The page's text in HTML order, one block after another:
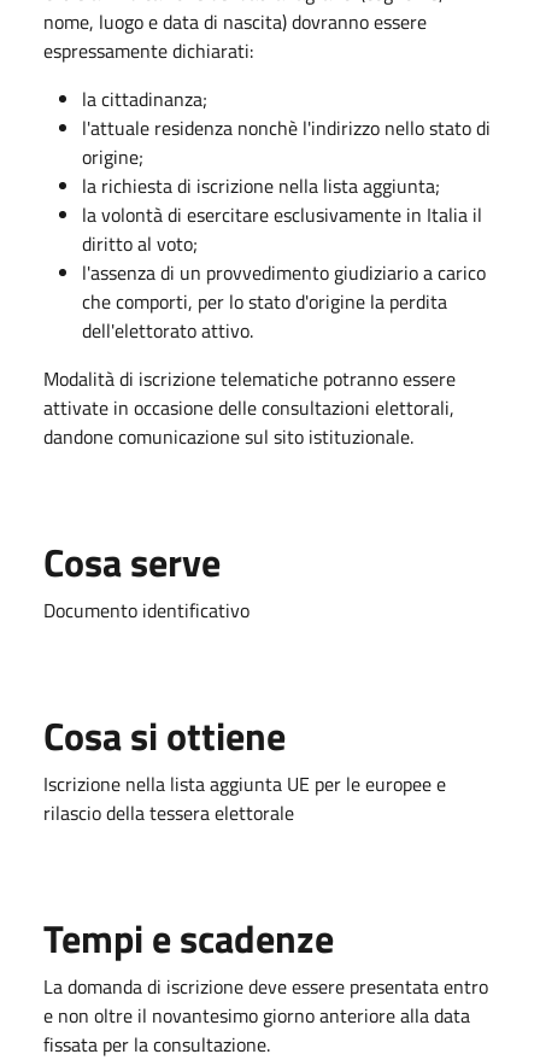
nome, luogo e data di nascita) dovranno essere
espressamente dichiarati:
la cittadinanza;
l'attuale residenza nonchè l'indirizzo nello stato di
origine;
la richiesta di iscrizione nella lista aggiunta;
la volontà di esercitare esclusivamente in Italia il
diritto al voto;
l'assenza di un provvedimento giudiziario a carico
che comporti, per lo stato d'origine la perdita
dell'elettorato attivo.
Modalità di iscrizione telematiche potranno essere
attivate in occasione delle consultazioni elettorali,
dandone comunicazione sul sito istituzionale.
Cosa serve
Documento identificativo
Cosa si ottiene
Iscrizione nella lista aggiunta UE per le europee e
rilascio della tessera elettorale
Tempi e scadenze
La domanda di iscrizione deve essere presentata entro
e non oltre il novantesimo giorno anteriore alla data
fissata per la consultazione.